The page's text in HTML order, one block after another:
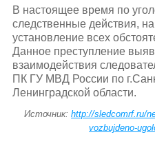
В настоящее время по
следственные действия,
установление всех
Данное преступление
взаимодействия
ПК ГУ МВД России по
Ленинградской области.
Источник:http://sledcomrf.ru/
vozbujdeno-